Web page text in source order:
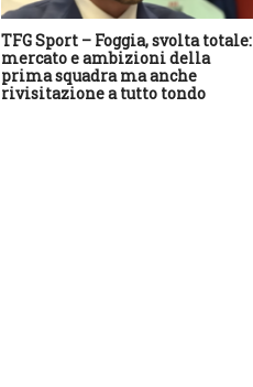
TFG Sport – Foggia, svolta totale:
mercato e ambizioni della
prima squadra ma anche
rivisitazione a tutto tondo